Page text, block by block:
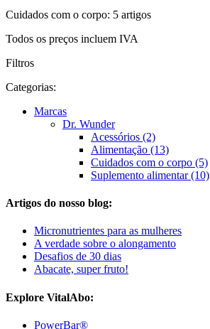
Cuidados com o corpo: 5 artigos
Todos os preços incluem IVA
Filtros
Categorias:
Marcas
Dr. Wunder
Acessórios (2)
Alimentação (13)
Cuidados com o corpo (5)
Suplemento alimentar (10)
Artigos do nosso blog:
Micronutrientes para as mulheres
A verdade sobre o alongamento
Desafios de 30 dias
Abacate, super fruto!
Explore VitalAbo:
PowerBar®